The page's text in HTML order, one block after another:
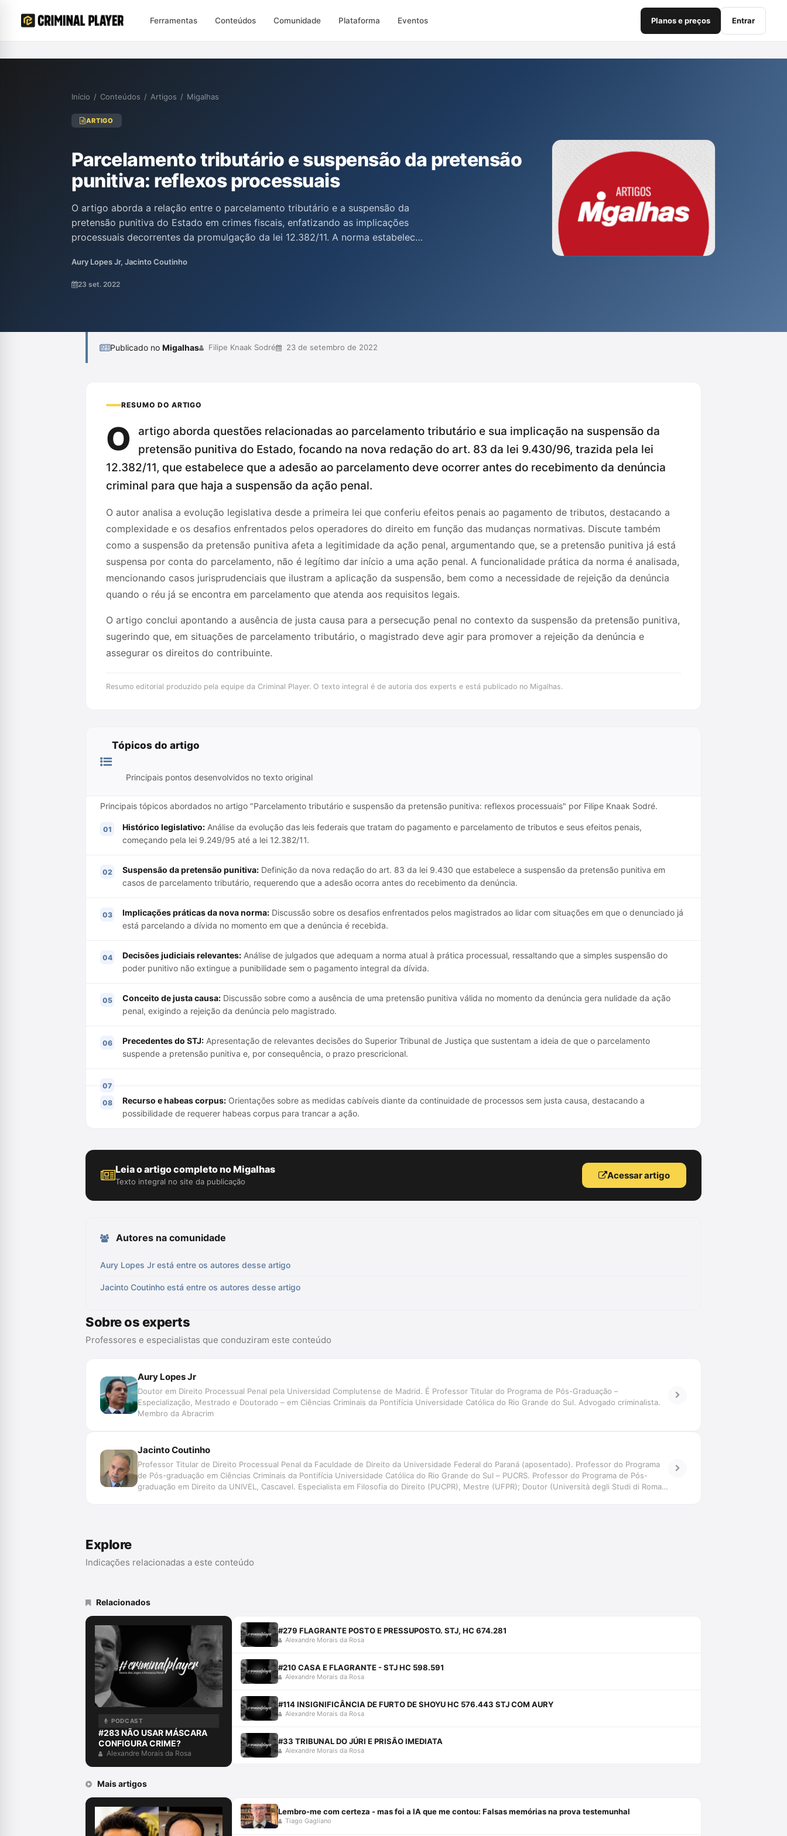
Ferramentas Conteúdos Comunidade Plataforma Eventos Planos e preços Entrar
Início / Conteúdos / Artigos / Migalhas
ARTIGO
Parcelamento tributário e suspensão da pretensão
punitiva: reflexos processuais
O artigo aborda a relação entre o parcelamento tributário e a suspensão da
pretensão punitiva do Estado em crimes fiscais, enfatizando as implicações
processuais decorrentes da promulgação da lei 12.382/11. A norma estabelece
parcelamento é formalizado antes do recebimento da denúncia, criando
confusões na aplicação prática, especialmente em casos onde magistrados
Aury Lopes Jr, Jacinto Coutinho
23 set. 2022
Publicado no Migalhas Filipe Knaak Sodré 23 de setembro de 2022
RESUMO DO ARTIGO
O
artigo aborda questões relacionadas ao parcelamento tributário e sua implicação na suspensão da
pretensão punitiva do Estado, focando na nova redação do art. 83 da lei 9.430/96, trazida pela lei
12.382/11, que estabelece que a adesão ao parcelamento deve ocorrer antes do recebimento da denúncia
criminal para que haja a suspensão da ação penal.
O autor analisa a evolução legislativa desde a primeira lei que conferiu efeitos penais ao pagamento de tributos, destacando a
complexidade e os desafios enfrentados pelos operadores do direito em função das mudanças normativas. Discute também
como a suspensão da pretensão punitiva afeta a legitimidade da ação penal, argumentando que, se a pretensão punitiva já está
suspensa por conta do parcelamento, não é legítimo dar início a uma ação penal. A funcionalidade prática da norma é analisada,
mencionando casos jurisprudenciais que ilustram a aplicação da suspensão, bem como a necessidade de rejeição da denúncia
quando o réu já se encontra em parcelamento que atenda aos requisitos legais.
O artigo conclui apontando a ausência de justa causa para a persecução penal no contexto da suspensão da pretensão punitiva,
sugerindo que, em situações de parcelamento tributário, o magistrado deve agir para promover a rejeição da denúncia e
assegurar os direitos do contribuinte.
Resumo editorial produzido pela equipe da Criminal Player. O texto integral é de autoria dos experts e está publicado no Migalhas.
Tópicos do artigo
Principais pontos desenvolvidos no texto original
Principais tópicos abordados no artigo "Parcelamento tributário e suspensão da pretensão punitiva: reflexos processuais" por Filipe Knaak Sodré.
Histórico legislativo: Análise da evolução das leis federais que tratam do pagamento e parcelamento de tributos e seus efeitos penais,
começando pela lei 9.249/95 até a lei 12.382/11.
Suspensão da pretensão punitiva: Definição da nova redação do art. 83 da lei 9.430 que estabelece a suspensão da pretensão punitiva em
casos de parcelamento tributário, requerendo que a adesão ocorra antes do recebimento da denúncia.
Implicações práticas da nova norma: Discussão sobre os desafios enfrentados pelos magistrados ao lidar com situações em que o denunciado já
está parcelando a dívida no momento em que a denúncia é recebida.
Decisões judiciais relevantes: Análise de julgados que adequam a norma atual à prática processual, ressaltando que a simples suspensão do
poder punitivo não extingue a punibilidade sem o pagamento integral da dívida.
Conceito de justa causa: Discussão sobre como a ausência de uma pretensão punitiva válida no momento da denúncia gera nulidade da ação
penal, exigindo a rejeição da denúncia pelo magistrado.
Precedentes do STJ: Apresentação de relevantes decisões do Superior Tribunal de Justiça que sustentam a ideia de que o parcelamento
suspende a pretensão punitiva e, por consequência, o prazo prescricional.
Recurso e habeas corpus: Orientações sobre as medidas cabíveis diante da continuidade de processos sem justa causa, destacando a
possibilidade de requerer habeas corpus para trancar a ação.
Leia o artigo completo no Migalhas
Texto integral no site da publicação
Acessar artigo
Autores na comunidade
Aury Lopes Jr está entre os autores desse artigo
Jacinto Coutinho está entre os autores desse artigo
Sobre os experts
Professores e especialistas que conduziram este conteúdo
Aury Lopes Jr
Doutor em Direito Processual Penal pela Universidad Complutense de Madrid. É Professor Titular do Programa de Pós-Graduação –
Especialização, Mestrado e Doutorado – em Ciências Criminais da Pontifícia Universidade Católica do Rio Grande do Sul. Advogado criminalista.
Membro da Abracrim
Jacinto Coutinho
Professor Titular de Direito Processual Penal da Faculdade de Direito da Universidade Federal do Paraná (aposentado). Professor do Programa
de Pós-graduação em Ciências Criminais da Pontifícia Universidade Católica do Rio Grande do Sul – PUCRS. Professor do Programa de Pós-
graduação em Direito da UNIVEL, Cascavel. Especialista em Filosofia do Direito (PUCPR), Mestre (UFPR); Doutor (Università degli Studi di Roma
Explore
Indicações relacionadas a este conteúdo
Relacionados
PODCAST
#283 NÃO USAR MÁSCARA
CONFIGURA CRIME?
Alexandre Morais da Rosa
#279 FLAGRANTE POSTO E PRESSUPOSTO. STJ, HC 674.281
Alexandre Morais da Rosa
#210 CASA E FLAGRANTE - STJ HC 598.591
Alexandre Morais da Rosa
#114 INSIGNIFICÂNCIA DE FURTO DE SHOYU HC 576.443 STJ COM AURY
Alexandre Morais da Rosa
#33 TRIBUNAL DO JÚRI E PRISÃO IMEDIATA
Alexandre Morais da Rosa
Mais artigos
Lembro-me com certeza - mas foi a IA que me contou: Falsas memórias na prova testemunhal
Tiago Gagliano